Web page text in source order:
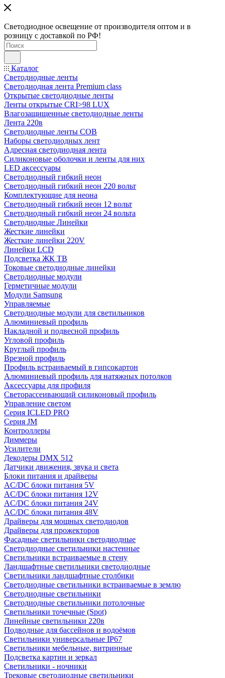
Светодиодное освещение от производителя оптом и в
розницу с доставкой по РФ!
Каталог
Светодиодные ленты
Светодиодная лента Premium class
Открытые светодиодные ленты
Ленты открытые CRI>98 LUX
Влагозащищенные светодиодные ленты
Лента 220в
Светодиодные ленты COB
Наборы светодиодных лент
Адресная светодиодная лента
Силиконовые оболочки и ленты для них
LED аксессуары
Светодиодный гибкий неон
Светодиодный гибкий неон 220 вольт
Комплектующие для неона
Светодиодный гибкий неон 12 вольт
Светодиодный гибкий неон 24 вольта
Светодиодные Линейки
Жесткие линейки
Жесткие линейки 220V
Линейки LCD
Подсветка ЖК ТВ
Токовые светодиодные линейки
Светодиодные модули
Герметичные модули
Модули Samsung
Управляемые
Светодиодные модули для светильников
Алюминиевый профиль
Накладной и подвесной профиль
Угловой профиль
Круглый профиль
Врезной профиль
Профиль встраиваемый в гипсокартон
Алюминиевый профиль для натяжных потолков
Аксессуары для профиля
Светорассеивающий силиконовый профиль
Управление светом
Серия ICLED PRO
Серия JM
Контроллеры
Диммеры
Усилители
Декодеры DMX 512
Датчики движения, звука и света
Блоки питания и драйверы
AC/DC блоки питания 5V
AC/DC блоки питания 12V
AC/DC блоки питания 24V
AC/DC блоки питания 48V
Драйверы для мощных светодиодов
Драйверы для прожекторов
Фасадные светильники светодиодные
Светодиодные светильники настенные
Светильники встраиваемые в стену
Ландшафтные светильники светодиодные
Светильники ландшафтные столбики
Светодиодные светильники встраиваемые в землю
Светодиодные светильники
Светодиодные светильники потолочные
Светильники точечные (Spot)
Линейные светильники 220в
Подводные для бассейнов и водоёмов
Светильники универсальные IP67
Светильники мебельные, витринные
Подсветка картин и зеркал
Светильники - ночники
Трековые светодиодные светильники